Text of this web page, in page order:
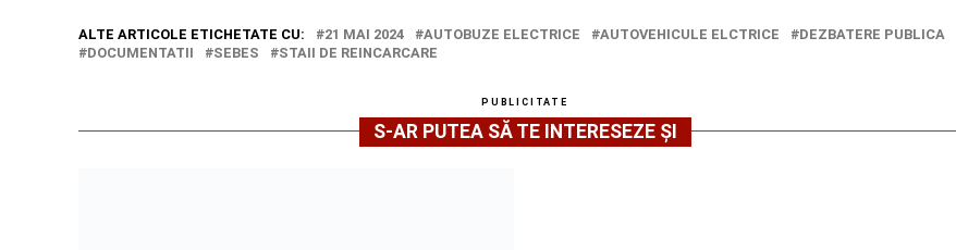
ALTE ARTICOLE ETICHETATE CU: 21 MAI 2024 AUTOBUZE ELECTRICE AUTOVEHICULE ELCTRICE
DEZBATERE PUBLICA
DOCUMENTATII
SEBES STAII DE REINCARCARE
PUBLICITATE
S-AR PUTEA SĂ TE INTERESEZE ȘI